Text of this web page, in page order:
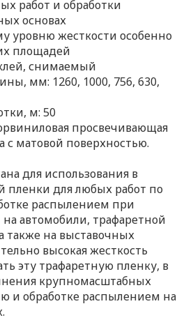
работ и обработки
основах
уровню жесткости особенно
площадей
снимаемый
мм: 1260, 1000, 756, 630,
м: 50
просвечивающая
с матовой поверхностью.
для использования в
пленки для любых работ по
распылением при
автомобили, трафаретной
также на выставочных
высокая жесткость
эту трафаретную пленку, в
крупномасштабных
и обработке распылением на